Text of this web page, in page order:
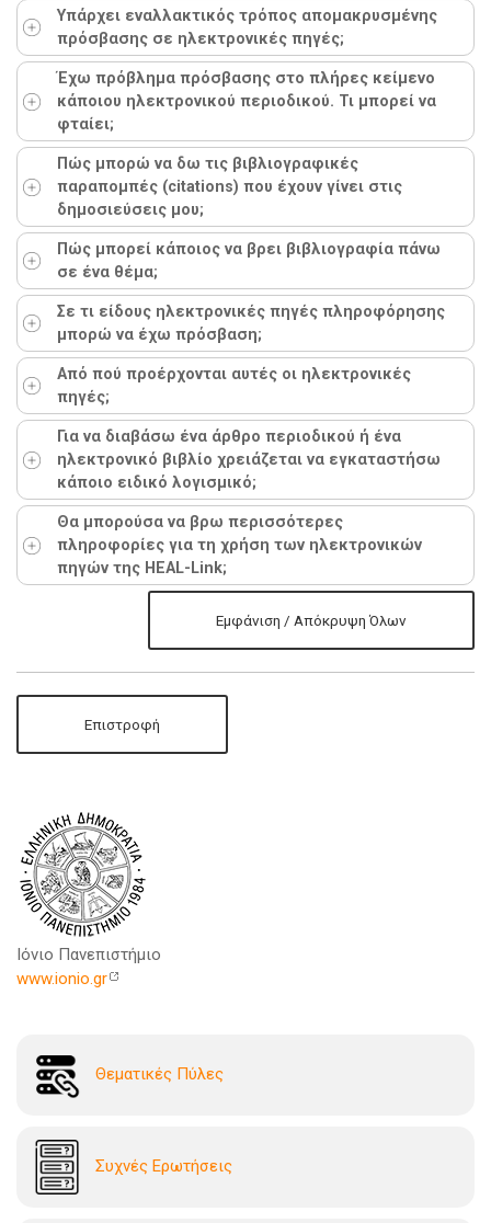
Υπάρχει εναλλακτικός τρόπος απομακρυσμένης
πρόσβασης σε ηλεκτρονικές πηγές;
Έχω πρόβλημα πρόσβασης στο πλήρες κείμενο
κάποιου ηλεκτρονικού περιοδικού. Τι μπορεί να
φταίει;
Πώς μπορώ να δω τις βιβλιογραφικές
παραπομπές (citations) που έχουν γίνει στις
δημοσιεύσεις μου;
Πώς μπορεί κάποιος να βρει βιβλιογραφία πάνω
σε ένα θέμα;
Σε τι είδους ηλεκτρονικές πηγές πληροφόρησης
μπορώ να έχω πρόσβαση;
Από πού προέρχονται αυτές οι ηλεκτρονικές
πηγές;
Για να διαβάσω ένα άρθρο περιοδικού ή ένα
ηλεκτρονικό βιβλίο χρειάζεται να εγκαταστήσω
κάποιο ειδικό λογισμικό;
Θα μπορούσα να βρω περισσότερες
πληροφορίες για τη χρήση των ηλεκτρονικών
πηγών της HEAL-Link;
Εμφάνιση / Απόκρυψη Όλων
Επιστροφή
Ιόνιο Πανεπιστήμιο
www.ionio.gr
Θεματικές Πύλες
Συχνές Ερωτήσεις